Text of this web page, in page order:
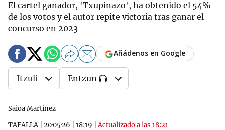
El cartel ganador, 'Txupinazo', ha obtenido el 54%
de los votos y el autor repite victoria tras ganar el
concurso en 2023
Saioa Martínez
TAFALLA| 20·05·26 18:19 |Actualizado a las 18:21
Añádenos en Google
Itzuli Entzun